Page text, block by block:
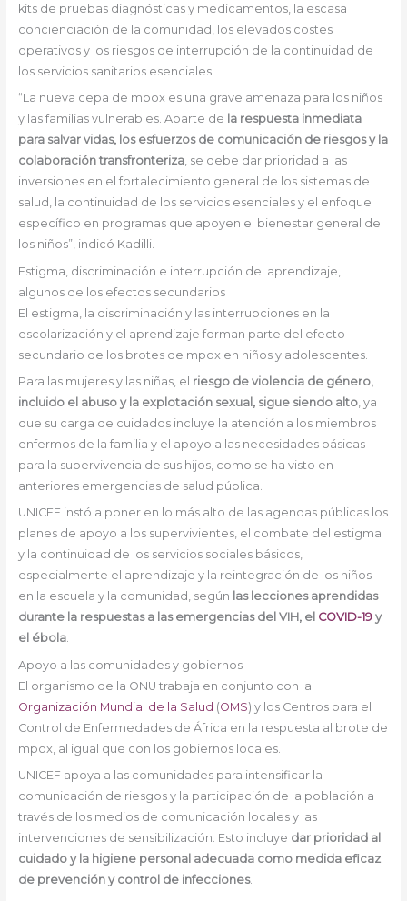
kits de pruebas diagnósticas y medicamentos, la escasa
concienciación de la comunidad, los elevados costes
operativos y los riesgos de interrupción de la continuidad de
los servicios sanitarios esenciales.
“La nueva cepa de mpox es una grave amenaza para los niños
y las familias vulnerables. Aparte de la respuesta inmediata
para salvar vidas, los esfuerzos de comunicación de riesgos y la
colaboración transfronteriza, se debe dar prioridad a las
inversiones en el fortalecimiento general de los sistemas de
salud, la continuidad de los servicios esenciales y el enfoque
específico en programas que apoyen el bienestar general de
los niños”, indicó Kadilli.
Estigma, discriminación e interrupción del aprendizaje,
algunos de los efectos secundarios
El estigma, la discriminación y las interrupciones en la
escolarización y el aprendizaje forman parte del efecto
secundario de los brotes de mpox en niños y adolescentes.
Para las mujeres y las niñas, el riesgo de violencia de género,
incluido el abuso y la explotación sexual, sigue siendo alto, ya
que su carga de cuidados incluye la atención a los miembros
enfermos de la familia y el apoyo a las necesidades básicas
para la supervivencia de sus hijos, como se ha visto en
anteriores emergencias de salud pública.
UNICEF instó a poner en lo más alto de las agendas públicas los
planes de apoyo a los supervivientes, el combate del estigma
y la continuidad de los servicios sociales básicos,
especialmente el aprendizaje y la reintegración de los niños
en la escuela y la comunidad, según las lecciones aprendidas
durante la respuestas a las emergencias del VIH, el COVID-19y
el ébola.
Apoyo a las comunidades y gobiernos
El organismo de la ONU trabaja en conjunto con la
Organización Mundial de la Salud (OMS) y los Centros para el
Control de Enfermedades de África en la respuesta al brote de
mpox, al igual que con los gobiernos locales.
UNICEF apoya a las comunidades para intensificar la
comunicación de riesgos y la participación de la población a
través de los medios de comunicación locales y las
intervenciones de sensibilización. Esto incluye dar prioridad al
cuidado y la higiene personal adecuada como medida eficaz
de prevención y control de infecciones.